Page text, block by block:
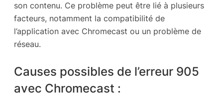
son contenu. Ce problème peut être lié à plusieurs
facteurs, notamment la compatibilité de
l’application avec Chromecast ou un problème de
réseau.
Causes possibles de l’erreur 905
avec Chromecast :